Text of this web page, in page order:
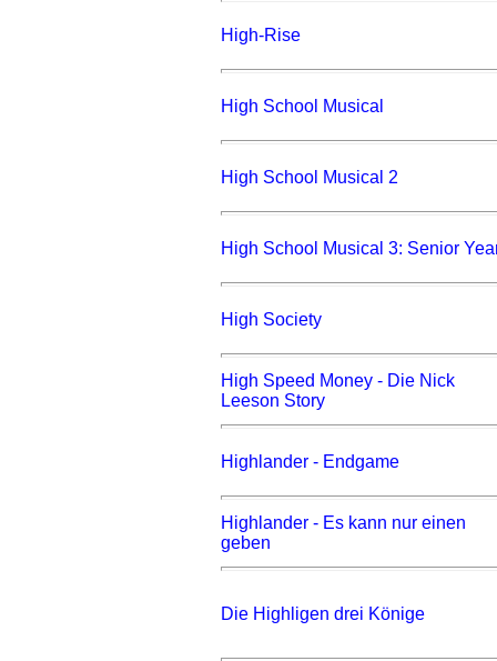
High-Rise
High School Musical
High School Musical 2
High School Musical 3: Senior
High Society
High Speed Money - Die Nick
Leeson Story
Highlander - Endgame
Highlander - Es kann nur einen
geben
Die Highligen drei Könige